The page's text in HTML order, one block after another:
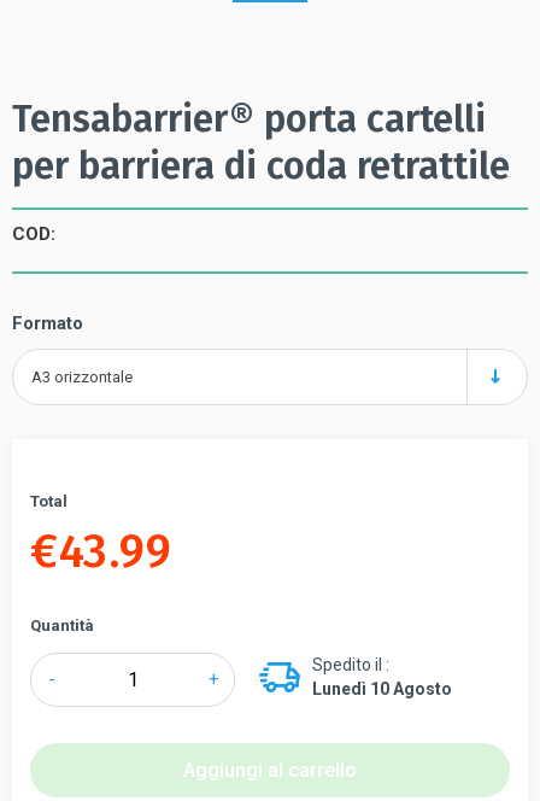
Tensabarrier® porta cartelli
per barriera di coda retrattile
COD:
Formato
A3 orizzontale
Total
€43.99
Quantità
- +
Spedito il :
Lunedì 10 Agosto
Aggiungi al carrello